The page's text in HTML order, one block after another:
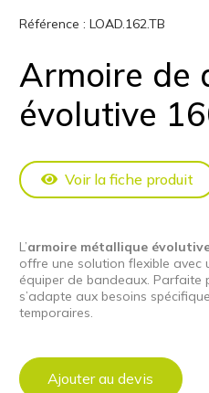
Référence : LOAD.162.TB
Armoire de
évolutive
Voir la fiche produit
L’armoire métallique
offre une solution flexible avec
équiper de bandeaux. Parfaite
s’adapte aux besoins
temporaires.
Ajouter au devis